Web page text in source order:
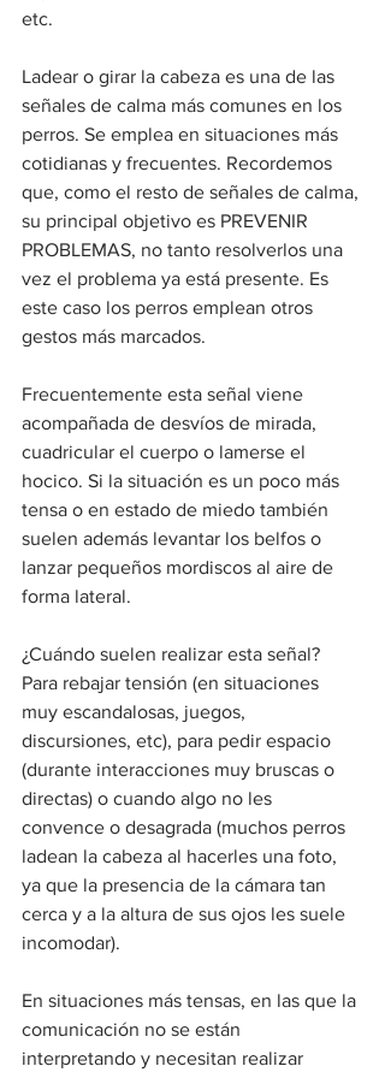
etc.
Ladear o girar la cabeza es una de las
señales de calma más comunes en los
perros. Se emplea en situaciones más
cotidianas y frecuentes. Recordemos
que, como el resto de señales de calma,
su principal objetivo es PREVENIR
PROBLEMAS, no tanto resolverlos una
vez el problema ya está presente. Es
este caso los perros emplean otros
gestos más marcados.
Frecuentemente esta señal viene
acompañada de desvíos de mirada,
cuadricular el cuerpo o lamerse el
hocico. Si la situación es un poco más
tensa o en estado de miedo también
suelen además levantar los belfos o
lanzar pequeños mordiscos al aire de
forma lateral.
¿Cuándo suelen realizar esta señal?
Para rebajar tensión (en situaciones
muy escandalosas, juegos,
discursiones, etc), para pedir espacio
(durante interacciones muy bruscas o
directas) o cuando algo no les
convence o desagrada (muchos perros
ladean la cabeza al hacerles una foto,
ya que la presencia de la cámara tan
cerca y a la altura de sus ojos les suele
incomodar).
En situaciones más tensas, en las que la
comunicación no se están
interpretando y necesitan realizar